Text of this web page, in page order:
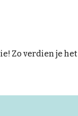
Zo verdien je